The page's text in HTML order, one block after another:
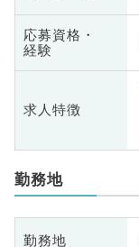
応募資格・
経験
求人特徴
勤務地
勤務地